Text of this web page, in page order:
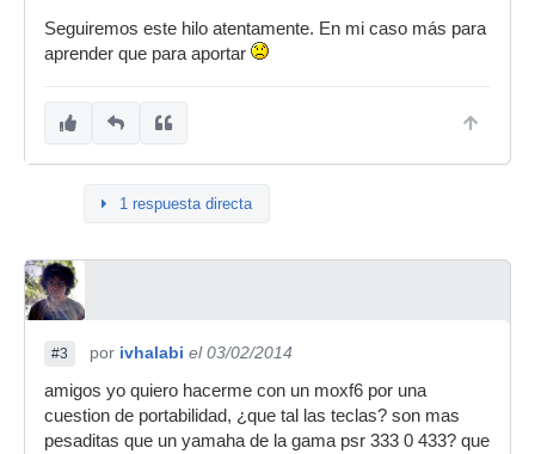
Seguiremos este hilo atentamente. En mi caso más para
aprender que para aportar
1 respuesta directa
#3 por ivhalabi el 03/02/2014
amigos yo quiero hacerme con un moxf6 por una
cuestion de portabilidad, ¿que tal las teclas? son mas
pesaditas que un yamaha de la gama psr 333 0 433? que